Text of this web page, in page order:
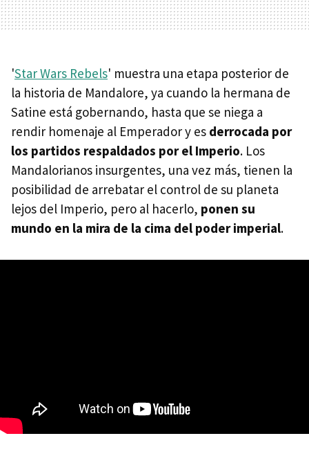
'Star Wars Rebels' muestra una etapa posterior de
la historia de Mandalore, ya cuando la hermana de
Satine está gobernando, hasta que se niega a
rendir homenaje al Emperador y es derrocada por
los partidos respaldados por el Imperio. Los
Mandalorianos insurgentes, una vez más, tienen la
posibilidad de arrebatar el control de su planeta
lejos del Imperio, pero al hacerlo, ponen su
mundo en la mira de la cima del poder imperial.